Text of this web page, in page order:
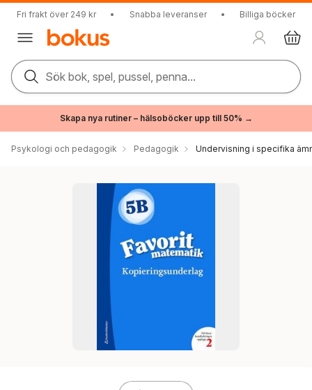
Fri frakt över 249 kr • Snabba leveranser • Billiga böcker
Sök bok, spel, pussel, penna...
Skapa nya rutiner – hälsoböcker upp till 50% →
Psykologi och pedagogik Pedagogik Undervisning i specifika